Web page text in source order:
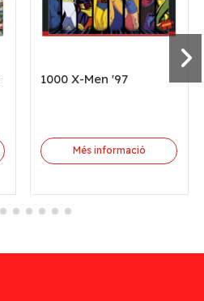
1000 X-Men '97
Més informació